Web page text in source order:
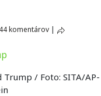
44 komentárov |
/ Foto: SITA/AP-